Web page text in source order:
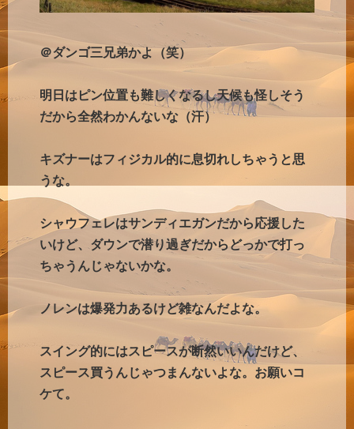
＠ダンゴ三兄弟かよ（笑）
明日はピン位置も難しくなるし天候も怪しそう
だから全然わかんないな（汗）
キズナーはフィジカル的に息切れしちゃうと思
うな。
シャウフェレはサンディエガンだから応援した
いけど、ダウンで潜り過ぎだからどっかで打っ
ちゃうんじゃないかな。
ノレンは爆発力あるけど雑なんだよな。
スイング的にはスピースが断然いいんだけど、
スピース買うんじゃつまんないよな。お願いコ
ケて。